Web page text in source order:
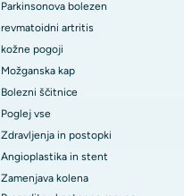
Parkinsonova bolezen
revmatoidni artritis
kožne pogoji
Možganska kap
Bolezni ščitnice
Poglej vse
Zdravljenja in postopki
Angioplastika in stent
Zamenjava kolena